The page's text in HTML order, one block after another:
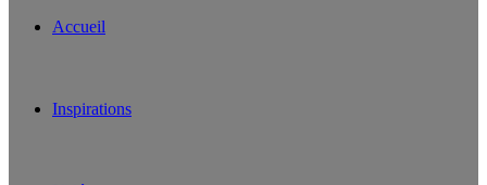
Accueil
Inspirations